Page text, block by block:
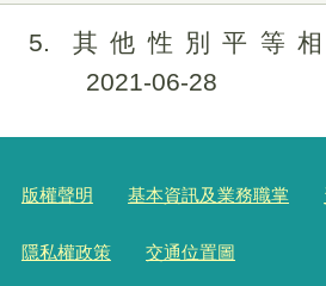
5
其他性別平等
2021-06-28
版權聲明 基本資訊及業務職掌
隱私權政策 交通位置圖